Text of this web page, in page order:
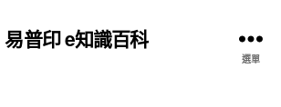
易普印 e知識百科
選單